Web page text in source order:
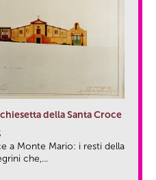
della Santa Croce
a Monte Mario: i resti della
che,...